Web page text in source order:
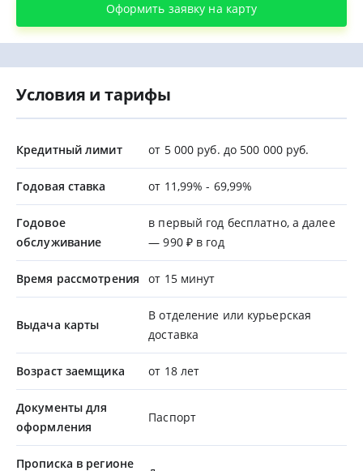
Оформить заявку на карту
Условия и тарифы
Кредитный лимит от 5 000 руб. до 500 000 руб.
Годовая ставка от 11,99% - 69,99%
Годовое
обслуживание
в первый год бесплатно, а далее
— 990 ₽ в год
Время рассмотрения от 15 минут
Выдача карты
В отделение или курьерская
доставка
Возраст заемщика от 18 лет
Документы для
оформления
Паспорт
Прописка в регионе